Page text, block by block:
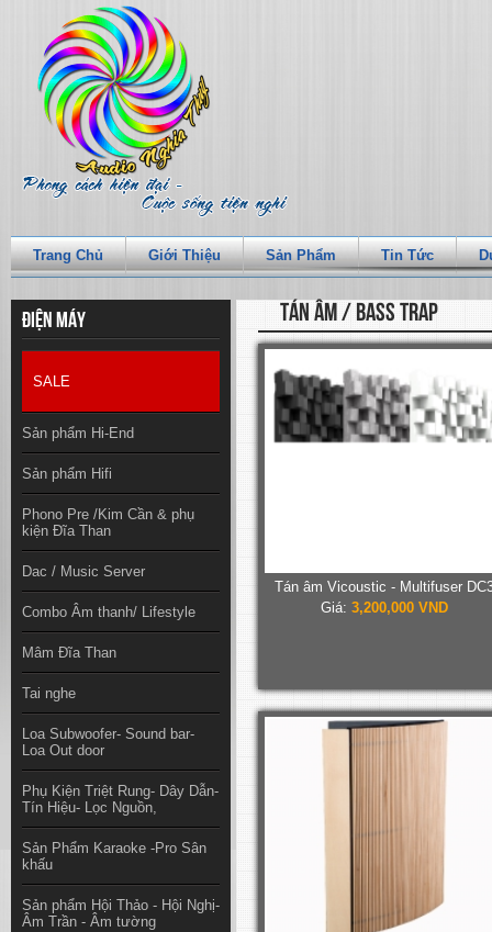
Trang Chủ Giới Thiệu Sản Phẩm Tin Tức
Điện máy
SALE
Sản phẩm Hi-End
Sản phẩm Hifi
Phono Pre /Kim Cần & phụ
kiện Đĩa Than
Dac / Music Server
Combo Âm thanh/ Lifestyle
Mâm Đĩa Than
Tai nghe
Loa Subwoofer- Sound bar-
Loa Out door
Phụ Kiện Triệt Rung- Dây Dẫn-
Tín Hiệu- Lọc Nguồn,
Sản Phẩm Karaoke -Pro Sân
khấu
Sản phẩm Hội Thảo - Hội Nghị-
Âm Trần - Âm tường
TÁN ÂM / BASS TRAP
Tán âm Vicoustic - Multifuser
Giá: 3,200,000 VND